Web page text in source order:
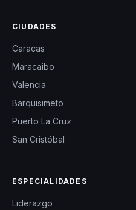
CIUDADES
Caracas
Maracaibo
Valencia
Barquisimeto
Puerto La Cruz
San Cristóbal
ESPECIALIDADES
Liderazgo